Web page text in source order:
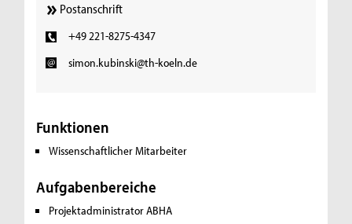
Postanschrift
+49 221-8275-4347
simon.kubinski@th-koeln.de
Funktionen
Wissenschaftlicher Mitarbeiter
Aufgabenbereiche
Projektadministrator ABHA